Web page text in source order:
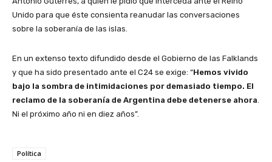
Unido para que éste consienta reanudar las conversaciones
sobre la soberanía de las islas.
En un extenso texto difundido desde el Gobierno de las Falklands
y que ha sido presentado ante el C24 se exige: “Hemos vivido
bajo la sombra de intimidaciones por demasiado tiempo. El
reclamo de la soberanía de Argentina debe detenerse ahora
Ni el próximo año ni en diez años”.
Política